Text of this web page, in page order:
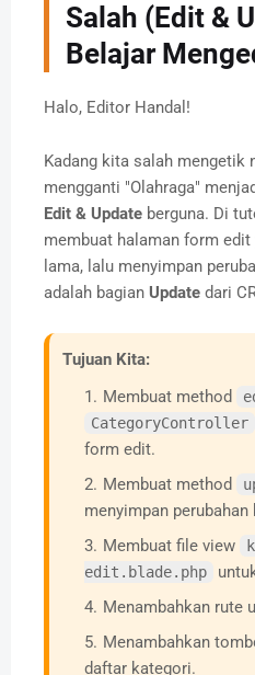
Salah (Edit &
Belajar
Halo, Editor Handal!
Kadang kita salah mengetik
mengganti "Olahraga"
Edit & Update berguna. Di
membuat halaman form
lama, lalu menyimpan
adalah bagian Update dari
Tujuan Kita:
Membuat method
CategoryController
form edit.
Membuat method
menyimpan perubahan
Membuat file view
edit.blade.php
Menambahkan rute
Menambahkan
daftar kategori.